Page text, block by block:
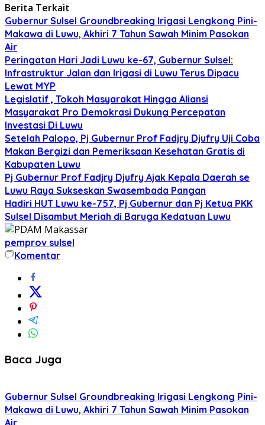
Berita Terkait
Gubernur Sulsel Groundbreaking Irigasi Lengkong Pini-
Makawa di Luwu, Akhiri 7 Tahun Sawah Minim Pasokan
Air
Peringatan Hari Jadi Luwu ke-67, Gubernur Sulsel:
Infrastruktur Jalan dan Irigasi di Luwu Terus Dipacu
Lewat MYP
Legislatif , Tokoh Masyarakat Hingga Aliansi
Masyarakat Pro Demokrasi Dukung Percepatan
Investasi Di Luwu
Setelah Palopo, Pj Gubernur Prof Fadjry Djufry Uji Coba
Makan Bergizi dan Pemeriksaan Kesehatan Gratis di
Kabupaten Luwu
Pj Gubernur Prof Fadjry Djufry Ajak Kepala Daerah se
Luwu Raya Sukseskan Swasembada Pangan
Hadiri HUT Luwu ke-757, Pj Gubernur dan Pj Ketua PKK
Sulsel Disambut Meriah di Baruga Kedatuan Luwu
pemprov sulsel
Komentar
Baca Juga
Gubernur Sulsel Groundbreaking Irigasi Lengkong Pini-
Makawa di Luwu, Akhiri 7 Tahun Sawah Minim Pasokan